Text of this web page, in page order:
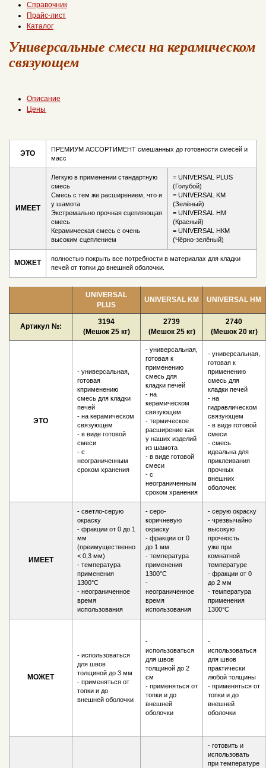
Справочник
Прайс-лист
Каталог
Универсальные смеси на керамическом
связующем
Описание
Цены
ЭТО
ПРЕМИУМ АССОРТИМЕНТ смешанных до готовности смесей и
масс
ИМЕЕТ
Легкую в применении стандартную
смесь
Смесь с тем же расширением, что и
у шамота
Экстремально прочная сцепляющая
смесь
Керамическая смесь с очень
высоким сцеплением
= UNIVERSAL PLUS
(Голубой)
= UNIVERSAL KM
(Зелёный)
= UNIVERSAL HM
(Красный)
= UNIVERSAL НКМ
(Чёрно-зелёный)
МОЖЕТ
полностью покрыть все потребности в материалах для кладки
печей от топки до внешней оболочки.
UNIVERSAL
PLUS
UNIVERSAL KM UNIVERSAL HM
Артикул №:
3194
(Мешок 25 кг)
2739
(Мешок 25 кг)
2740
(Мешок 20 кг)
ЭТО
- универсальная,
готовая
кприменению
смесь для кладки
печей
- на керамическом
связующем
- в виде готовой
смеси
- с
неограниченным
сроком хранения
- универсальная,
готовая к
применению
смесь для
кладки печей
- на
керамическом
связующем
- термическое
расширение как
у наших изделий
из шамота
- в виде готовой
смеси
- с
неограниченным
сроком хранения
- универсальная,
готовая к
применению
смесь для
кладки печей
- на
гидравлическом
связующем
- в виде готовой
смеси
- смесь
идеальна для
приклеивания
прочных
внешних
оболочек
ИМЕЕТ
- светло-серую
окраску
- фракции от 0 до 1
мм
(преимущественно
< 0,3 мм)
- температура
применения
1300°С
- неограниченное
время
использования
- серо-
коричневую
окраску
- фракции от 0
до 1 мм
- температура
применения
1300°С
-
неограниченное
время
использования
- серую окраску
- чрезвычайно
высокую
прочность
уже при
комнатной
температуре
- фракции от 0
до 2 мм
- температура
применения
1300°С
МОЖЕТ
- использоваться
для швов
толщиной до 3 мм
- применяться от
топки и до
внешней оболочки
-
использоваться
для швов
толщиной до 2
см
- применяться от
топки и до
внешней
оболочки
-
использоваться
для швов
практически
любой толщины
- применяться от
топки и до
внешней
оболочки
- готовить и
использовать
при температуре